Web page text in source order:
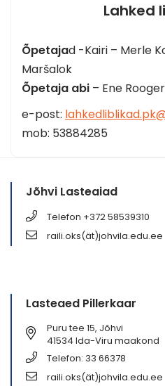
Lahked
Õpetajad -Kairi – Merle
Maršalok
Õpetaja abi – Ene Rooger
e-post:
mob: 53884285
Jõhvi Lasteaiad
Telefon +372 58539310
raili.oks(ät)johvila.edu.ee
Lasteaed Pillerkaar
Puru tee 15, Jõhvi
41534 Ida-Viru maakond
Telefon: 33 66378
raili.oks(ät)johvila.edu.ee